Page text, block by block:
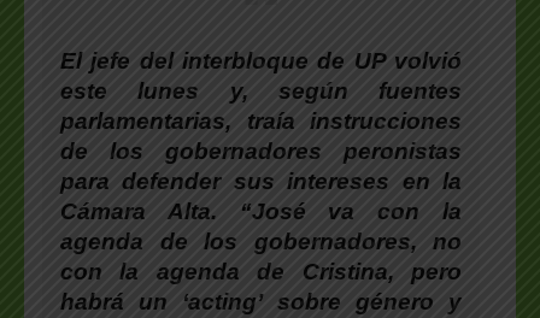
El jefe del interbloque de UP volvió
este lunes y, según fuentes
parlamentarias, traía instrucciones
de los gobernadores peronistas
para defender sus intereses en la
Cámara Alta. “José va con la
agenda de los gobernadores, no
con la agenda de Cristina, pero
habrá un ‘acting’ sobre género y